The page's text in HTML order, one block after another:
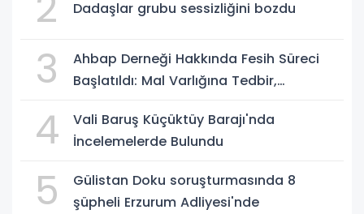
Dadaşlar grubu sessizliğini bozdu
3
Ahbap Derneği Hakkında Fesih Süreci
Başlatıldı: Mal Varlığına Tedbir,
4
Vali Baruş Küçüktüy Barajı'nda
İncelemelerde Bulundu
5
Gülistan Doku soruşturmasında 8
şüpheli Erzurum Adliyesi'nde